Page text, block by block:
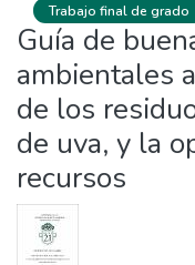
Trabajo final de grado
Guía de
ambientales
de los
de uva, y la
recursos